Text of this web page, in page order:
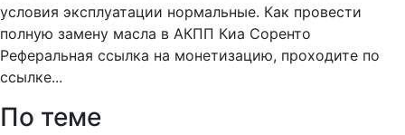
условия эксплуатации нормальные. Как провести
полную замену масла в АКПП Киа Соренто
Реферальная ссылка на монетизацию, проходите по
ссылке...
По теме